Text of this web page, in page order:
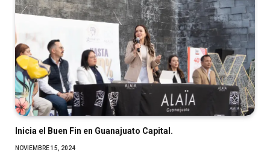
Inicia el Buen Fin en Guanajuato Capital.
NOVIEMBRE 15, 2024